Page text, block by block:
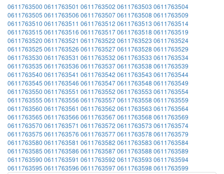
0611763500 0611763501 0611763502 0611763503 0611763504
0611763505 0611763506 06117635070611763508 0611763509
0611763510 0611763511 0611763512 0611763513 0611763514
0611763515 0611763516 06117635170611763518 0611763519
0611763520 0611763521 0611763522 0611763523 0611763524
0611763525 0611763526 06117635270611763528 0611763529
0611763530 0611763531 0611763532 0611763533 0611763534
0611763535 0611763536 06117635370611763538 0611763539
0611763540 0611763541 0611763542 0611763543 0611763544
0611763545 0611763546 06117635470611763548 0611763549
0611763550 0611763551 0611763552 0611763553 0611763554
0611763555 0611763556 06117635570611763558 0611763559
0611763560 0611763561 0611763562 0611763563 0611763564
0611763565 0611763566 06117635670611763568 0611763569
0611763570 0611763571 0611763572 0611763573 0611763574
0611763575 0611763576 06117635770611763578 0611763579
0611763580 0611763581 0611763582 0611763583 0611763584
0611763585 0611763586 06117635870611763588 0611763589
0611763590 0611763591 0611763592 0611763593 0611763594
0611763595 0611763596 06117635970611763598 0611763599